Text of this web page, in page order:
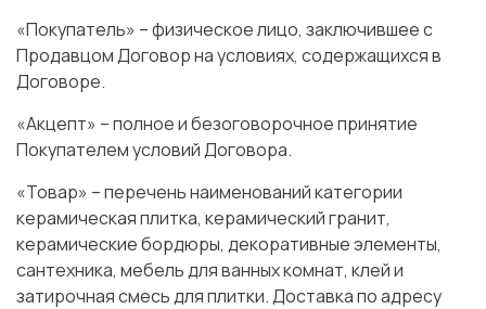
«Покупатель» – физическое лицо, заключившее с
Продавцом Договор на условиях, содержащихся в
Договоре.
«Акцепт» – полное и безоговорочное принятие
Покупателем условий Договора.
«Товар» – перечень наименований категории
керамическая плитка, керамический гранит,
керамические бордюры, декоративные элементы,
сантехника, мебель для ванных комнат, клей и
затирочная смесь для плитки. Доставка по адресу